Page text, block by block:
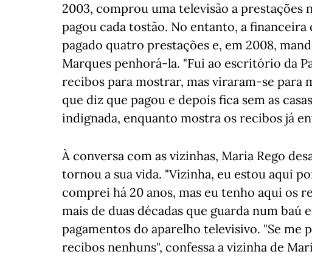
2003, comprou uma televisão a prestações
pagou cada tostão. No entanto, a
pagado quatro prestações e, em 2008,
Marques penhorá-la. "Fui ao escritório da
recibos para mostrar, mas viraram-se para
que diz que pagou e depois fica sem as
indignada, enquanto mostra os recibos já
À conversa com as vizinhas, Maria Rego
tornou a sua vida. "Vizinha, eu estou aqui
comprei há 20 anos, mas eu tenho aqui os
mais de duas décadas que guarda num baú
pagamentos do aparelho televisivo. "Se me
recibos nenhuns", confessa a vizinha de